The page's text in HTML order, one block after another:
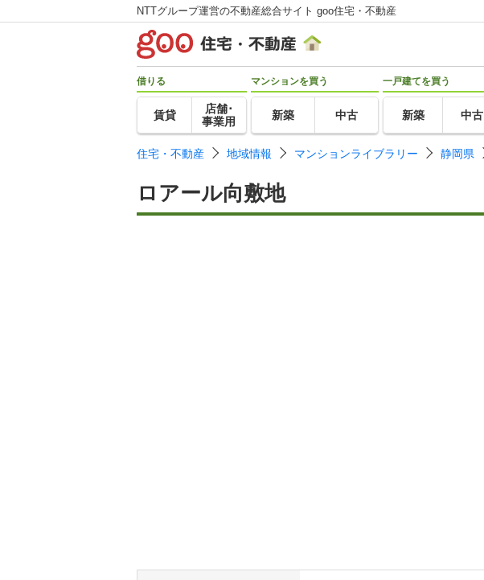
NTTグループ運営の不動産総合サイト goo住宅・不動産
借りる
賃貸
店舗･
事業用
マンションを買う
新築 中古
一戸建てを買う
新築 中古
住宅・不動産 地域情報 マンションライブラリー 静岡県
ロアール向敷地